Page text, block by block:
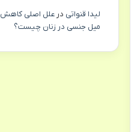
لیدا قنواتی در علل اصلی کاهش
میل جنسی در زنان چیست؟